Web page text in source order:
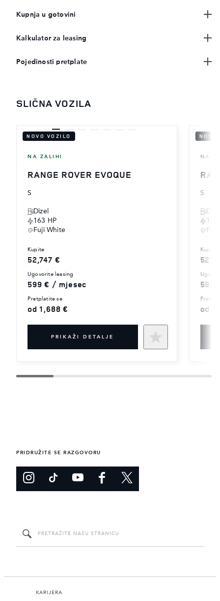
Kupnja u gotovini
Kalkulator za leasing
Pojedinosti pretplate
SLIČNA VOZILA
NOVO VOZILO
NA ZALIHI
RANGE ROVER EVOQUE
S
Dizel
163 HP
Fuji White
kupite
52,747 €
ugovorite leasing
599 € / mjesec
pretplatite se
od 1,688 €
PRIKAŽI DETALJE
NOVO
NA
S
163
Fuji
kupite
599
od
PRIDRUŽITE SE RAZGOVORU
KARIJERA